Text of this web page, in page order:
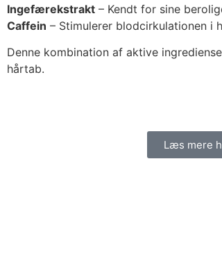
Ingefærekstrakt – Kendt for sine
Caffein – Stimulerer blodcirkulationen
Denne kombination af aktive
hårtab.
Læs mere